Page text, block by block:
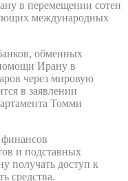
в перемещении сотен
международных
обменных
Ирану в
через мировую
в заявлении
Томми
и подставных
получать доступ к
средства.